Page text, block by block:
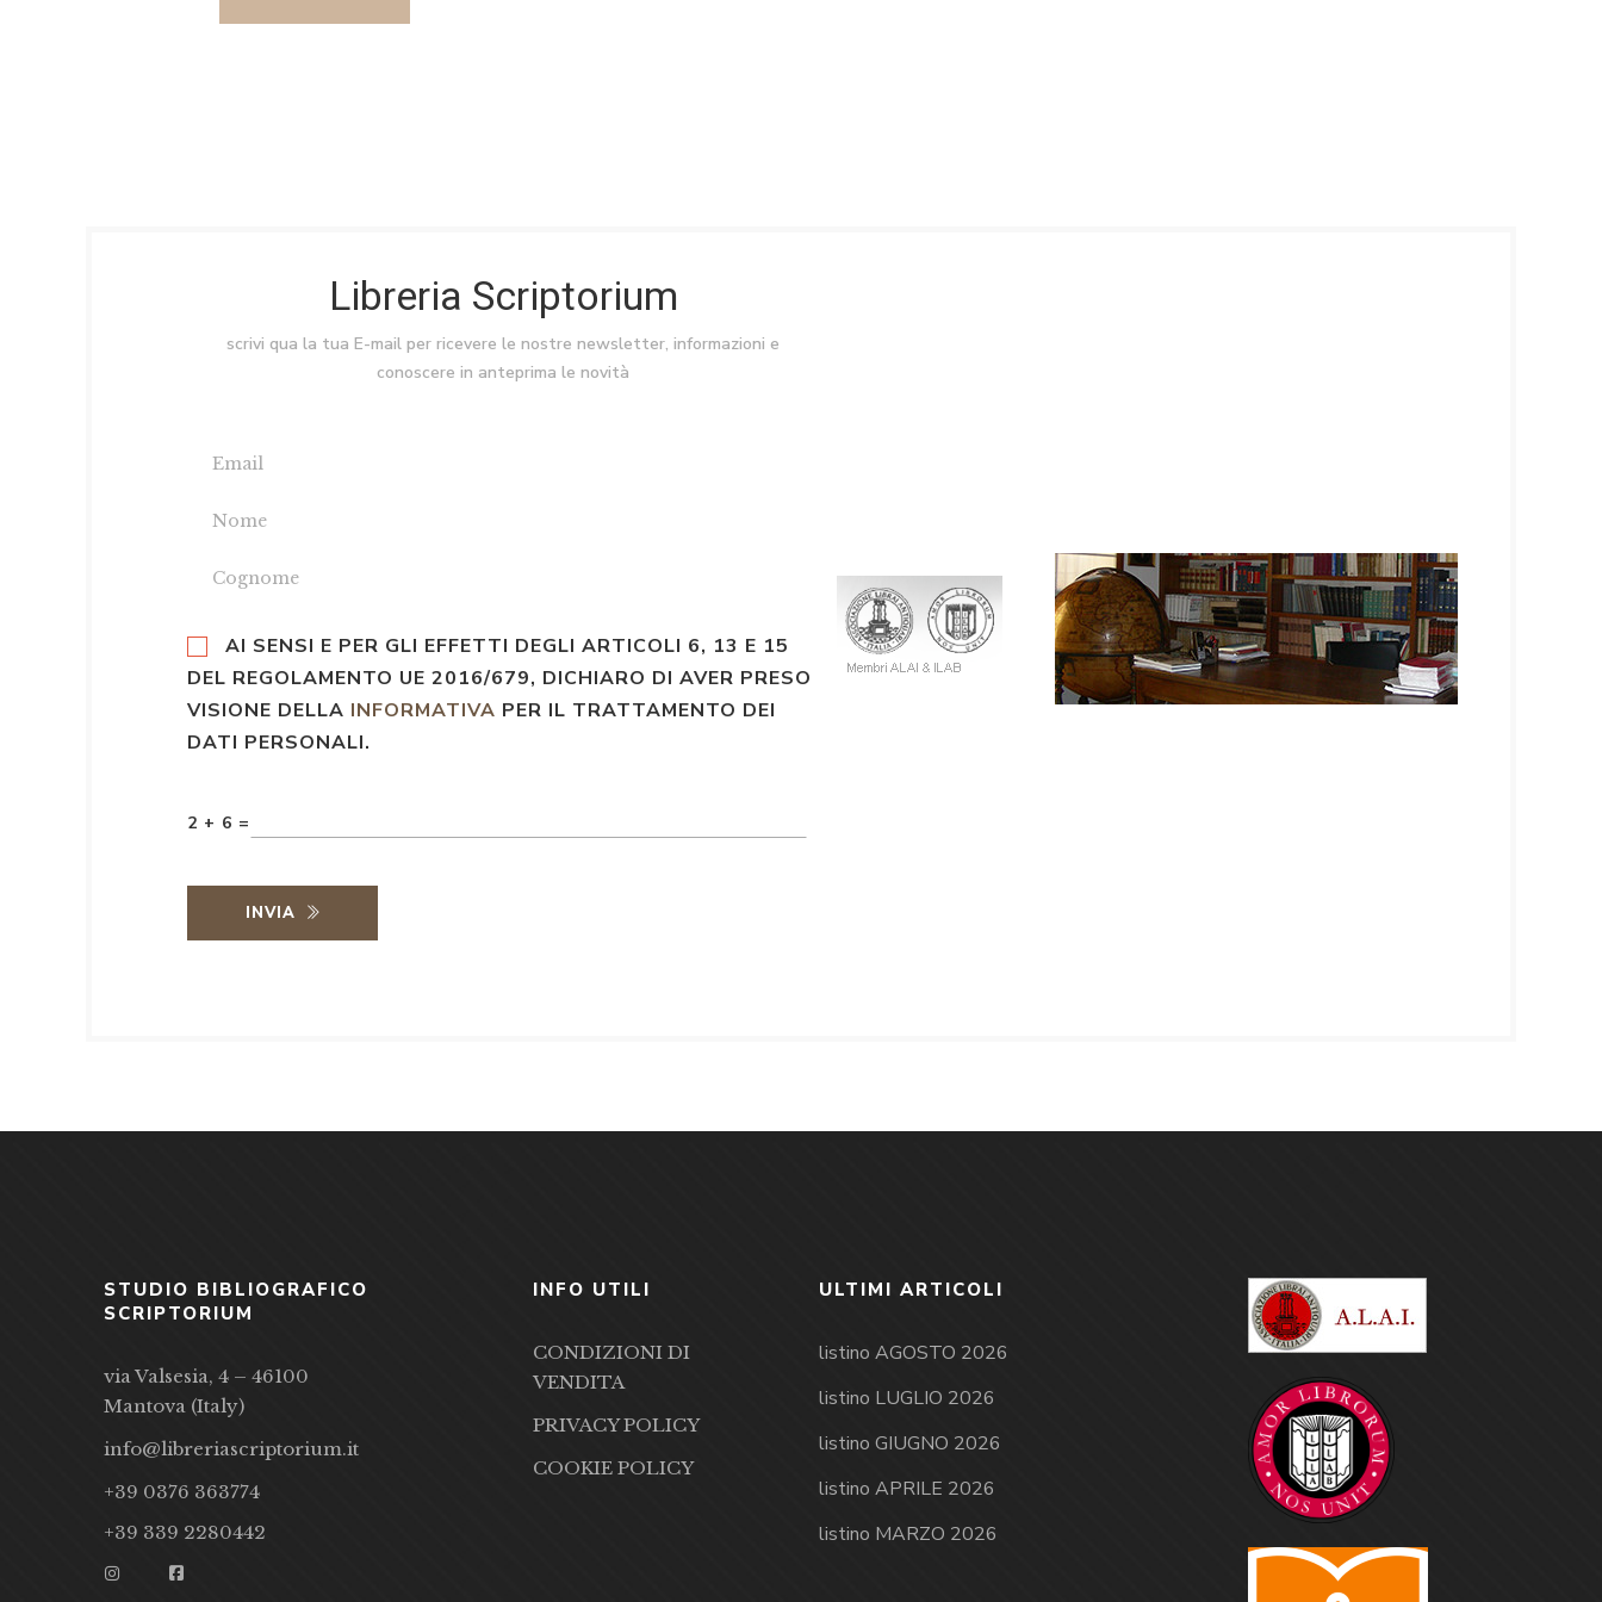
Libreria Scriptorium
scrivi qua la tua E-mail per ricevere le nostre newsletter, informazioni e
conoscere in anteprima le novità
AI SENSI E PER GLI EFFETTI DEGLI ARTICOLI 6, 13 E 15
DEL REGOLAMENTO UE 2016/679, DICHIARO DI AVER PRESO
VISIONE DELLA INFORMATIVA PER IL TRATTAMENTO DEI
DATI PERSONALI.
2 + 6 =
INVIA
STUDIO BIBLIOGRAFICO
SCRIPTORIUM
via Valsesia, 4 – 46100
Mantova (Italy)
info@libreriascriptorium.it
+39 0376 363774
+39 339 2280442
INFO UTILI
CONDIZIONI DI
VENDITA
PRIVACY POLICY
COOKIE POLICY
ULTIMI ARTICOLI
listino AGOSTO 2026
listino LUGLIO 2026
listino GIUGNO 2026
listino APRILE 2026
listino MARZO 2026